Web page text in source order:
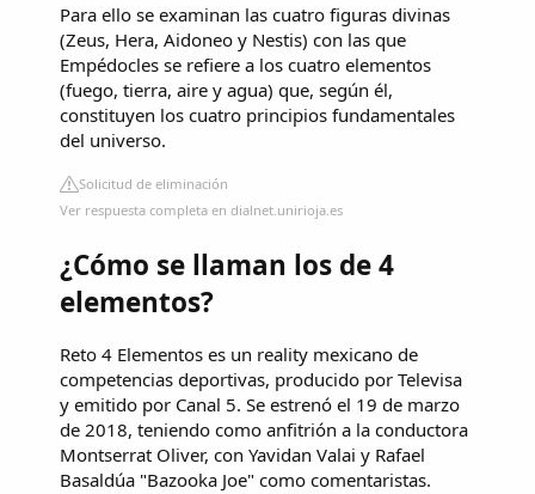
Para ello se examinan las cuatro figuras divinas
(Zeus, Hera, Aidoneo y Nestis) con las que
Empédocles se refiere a los cuatro elementos
(fuego, tierra, aire y agua) que, según él,
constituyen los cuatro principios fundamentales
del universo.
Solicitud de eliminación
Ver respuesta completa en dialnet.unirioja.es
¿Cómo se llaman los de 4
elementos?
Reto 4 Elementos es un reality mexicano de
competencias deportivas, producido por Televisa
y emitido por Canal 5. Se estrenó el 19 de marzo
de 2018, teniendo como anfitrión a la conductora
Montserrat Oliver, con Yavidan Valai y Rafael
Basaldúa "Bazooka Joe" como comentaristas.